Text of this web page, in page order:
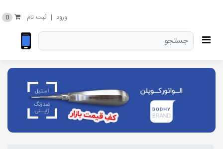
ورود | ثبت نام 0